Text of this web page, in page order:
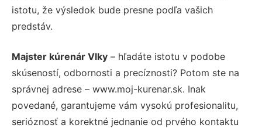
istotu, že výsledok bude presne podľa vašich
predstáv.
Majster kúrenár Vlky – hľadáte istotu v podobe
skúseností, odbornosti a precíznosti? Potom ste na
správnej adrese – www.moj-kurenar.sk. Inak
povedané, garantujeme vám vysokú profesionalitu,
serióznosť a korektné jednanie od prvého kontaktu